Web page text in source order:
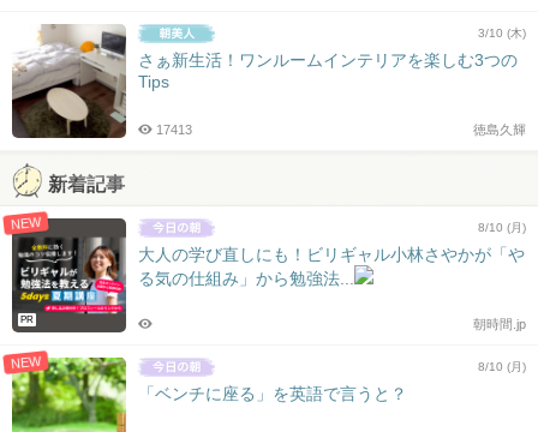
3/10 (木)
さぁ新生活！ワンルームインテリアを楽しむ3つの
Tips
徳島久輝
17413
新着記事
NEW
PR
8/10 (月)
大人の学び直しにも！ビリギャル小林さやかが「や
る気の仕組み」から勉強法...
朝時間.jp
NEW 8/10 (月)
「ベンチに座る」を英語で言うと？